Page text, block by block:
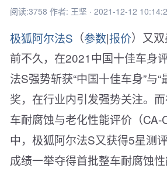
阅读:3758 作者: 王坚 · 2021-12-12
极狐阿尔法S （参数|报价）又双
前不久，在2021中国十佳车身
法S强势斩获“中国十佳车身”与“
奖，在行业内引发强势关注。
车耐腐蚀与老化性能评价（CA-
中，极狐阿尔法S又获得5星测
成绩一举夺得首批整车耐腐蚀